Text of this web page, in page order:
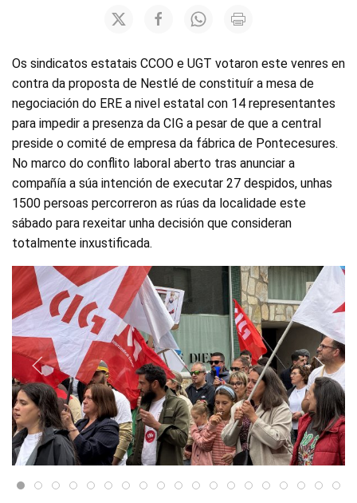
Os sindicatos estatais CCOO e UGT votaron este venres en
contra da proposta de Nestlé de constituír a mesa de
negociación do ERE a nivel estatal con 14 representantes
para impedir a presenza da CIG a pesar de que a central
preside o comité de empresa da fábrica de Pontecesures.
No marco do conflito laboral aberto tras anunciar a
compañía a súa intención de executar 27 despidos, unhas
1500 persoas percorreron as rúas da localidade este
sábado para rexeitar unha decisión que consideran
totalmente inxustificada.